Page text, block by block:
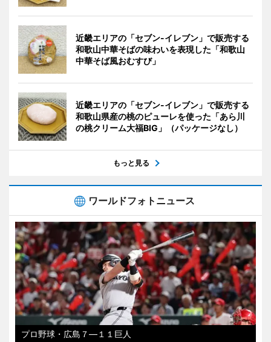
近畿エリアの「セブン-イレブン」で販売する
和歌山中華そばの味わいを表現した「和歌山
中華そば風おむすび」
近畿エリアの「セブン-イレブン」で販売する
和歌山県産の桃のピューレを使った「あら川
の桃クリーム大福BIG」（パッケージなし）
もっと見る
ワールドフォトニュース
プロ野球・広島７―１１巨人